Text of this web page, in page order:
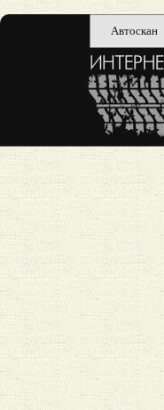
Автоскан